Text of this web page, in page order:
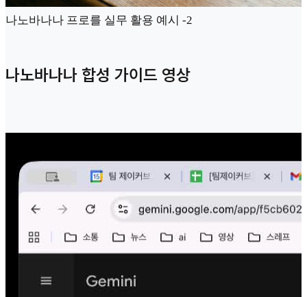
나노바나나 프로를 실무 활용 예시 -2
나노바나나 합성 가이드 영상